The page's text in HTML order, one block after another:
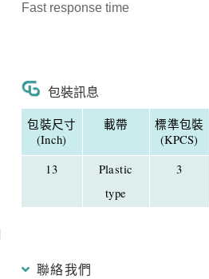
Fast response time
包裝訊息
包裝尺寸
(Inch)
載帶
標準包裝
(KPCS)
13
Plastic
type
3
聯絡我們